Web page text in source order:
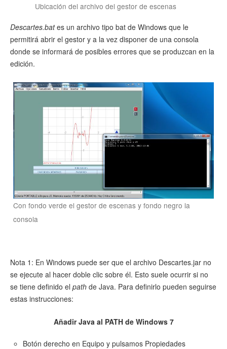
Ubicación del archivo del gestor de escenas
Descartes.bates un archivo tipo bat de Windows que le
permitirá abrir el gestor y a la vez disponer de una consola
donde se informará de posibles errores que se produzcan en la
edición.
Con fondo verde el gestor de escenas y fondo negro la
consola
Nota 1: En Windows puede ser que el archivo Descartes.jar no
se ejecute al hacer doble clic sobre él. Esto suele ocurrir si no
se tiene definido el path de Java. Para definirlo pueden seguirse
estas instrucciones:
Añadir Java al PATH de Windows 7
Botón derecho en Equipo y pulsamos Propiedades